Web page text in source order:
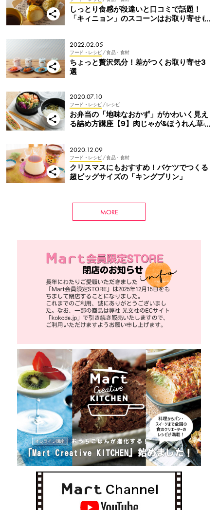
しっとり食感が段違いと口コミで話題！
「キィニョン」のスコーンはお取り寄せも
2022.02.05
フード・レシピ/ 食品・食材
ちょっと贅沢気分！差がつくお取り寄せ3
選
2020.07.10
フード・レシピ/ レシピ
お弁当の「地味なおかず」がかわいく見え
る詰め方講座【9】肉じゃが&ほうれん草の
2020.12.09
フード・レシピ/ 食品・食材
クリスマスにもおすすめ！バケツでつくる
超ビッグサイズの「キングプリン」
MORE